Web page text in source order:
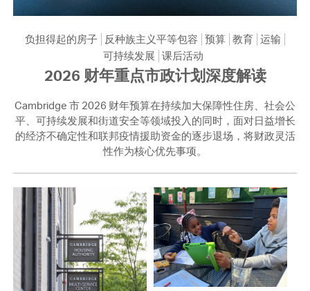
负担得起的房子 反种族主义平等包容 预算 教育 运输
可持续发展 课后活动
2026 财年重点市政计划深度解读
Cambridge 市 2026 财年预算在持续加大保障性住房、社会公
平、可持续发展和街道安全等领域投入的同时，面对日益增长
的经济不确定性和联邦疫情援助资金的逐步退场，将财政灵活
性作为核心优先事项。